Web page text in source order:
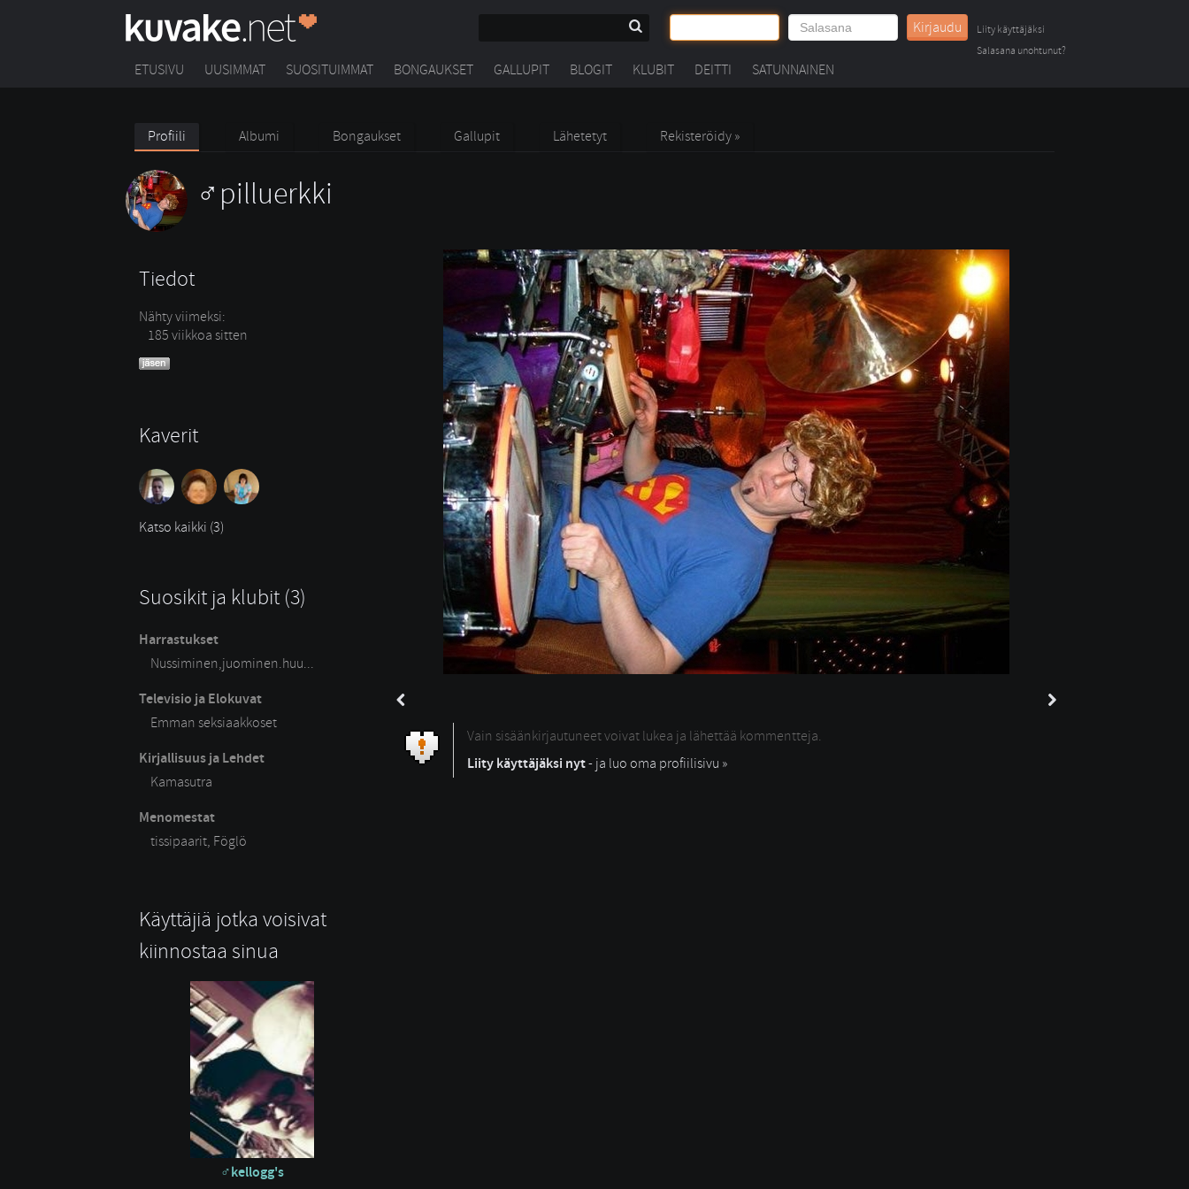
Kirjaudu
Liity käyttäjäksi
Salasana unohtunut?
ETUSIVU UUSIMMAT SUOSITUIMMAT BONGAUKSET GALLUPIT BLOGIT KLUBIT DEITTI SATUNNAINEN
Profiili Albumi Bongaukset Gallupit Lähetetyt Rekisteröidy »
pilluerkki
Tiedot
Nähty viimeksi:
185 viikkoa sitten
Kaverit
Katso kaikki (3)
Suosikit ja klubit (3)
Harrastukset
Nussiminen,juominen.huu...
Televisio ja Elokuvat
Emman seksiaakkoset
Kirjallisuus ja Lehdet
Kamasutra
Menomestat
tissipaarit, Föglö
Käyttäjiä jotka voisivat
kiinnostaa sinua
kellogg's
Vain sisäänkirjautuneet voivat lukea ja lähettää kommentteja.
Liity käyttäjäksi nyt- ja luo oma profiilisivu »